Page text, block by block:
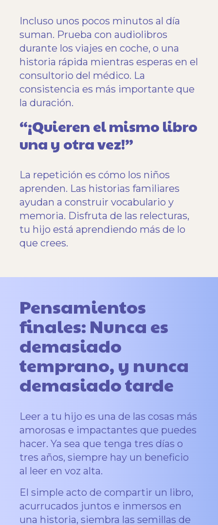
Incluso unos pocos minutos al día
suman. Prueba con audiolibros
durante los viajes en coche, o una
historia rápida mientras esperas en el
consultorio del médico. La
consistencia es más importante que
la duración.
“¡Quieren el mismo libro
una y otra vez!”
La repetición es cómo los niños
aprenden. Las historias familiares
ayudan a construir vocabulario y
memoria. Disfruta de las relecturas,
tu hijo está aprendiendo más de lo
que crees.
Pensamientos
finales: Nunca es
demasiado
temprano, y nunca
demasiado tarde
Leer a tu hijo es una de las cosas más
amorosas e impactantes que puedes
hacer. Ya sea que tenga tres días o
tres años, siempre hay un beneficio
al leer en voz alta.
El simple acto de compartir un libro,
acurrucados juntos e inmersos en
una historia, siembra las semillas de